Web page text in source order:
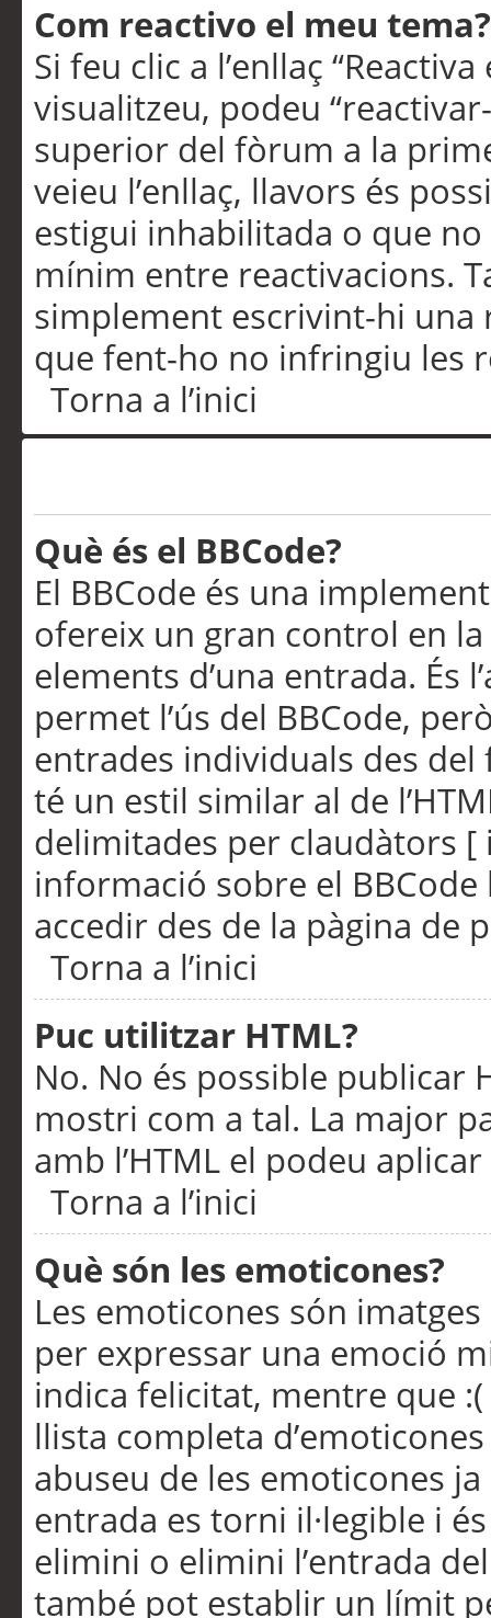
Com reactivo el meu tema?
Si feu clic a l’enllaç
visualitzeu, podeu
superior del fòrum a la
veieu l’enllaç, llavors és
estigui inhabilitada o que
mínim entre reactivacions.
simplement escrivint-hi una
que fent-ho no infringiu les
Torna a l’inici
Què és el BBCode?
El BBCode és una
ofereix un gran control en
elements d’una entrada. És
permet l’ús del BBCode,
entrades individuals des
té un estil similar al de
delimitades per claudàtors [
informació sobre el
accedir des de la pàgina de
Torna a l’inici
Puc utilitzar HTML?
No. No és possible publicar
mostri com a tal. La major
amb l’HTML el podeu
Torna a l’inici
Què són les emoticones?
Les emoticones són
per expressar una emoció
indica felicitat, mentre que
llista completa
abuseu de les emoticones
entrada es torni il·legible i
elimini o elimini l’entrada
també pot establir un límit